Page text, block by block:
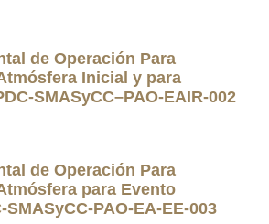
de Operación Para
Inicial y para
SMASyCC–PAO-EAIR-002
de Operación Para
para Evento
SMASyCC-PAO-EA-EE-003